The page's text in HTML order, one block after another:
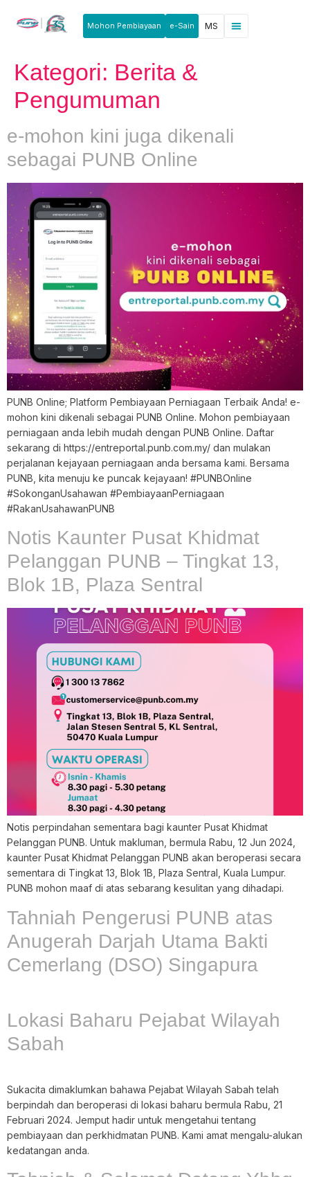
Mohon Pembiayaan e-Sain MS
Kategori: Berita &
Pengumuman
e-mohon kini juga dikenali
sebagai PUNB Online
PUNB Online; Platform Pembiayaan Perniagaan Terbaik Anda! e-
mohon kini dikenali sebagai PUNB Online. Mohon pembiayaan
perniagaan anda lebih mudah dengan PUNB Online. Daftar
sekarang di https://entreportal.punb.com.my/ dan mulakan
perjalanan kejayaan perniagaan anda bersama kami. Bersama
PUNB, kita menuju ke puncak kejayaan! #PUNBOnline
#SokonganUsahawan #PembiayaanPerniagaan
#RakanUsahawanPUNB
Notis Kaunter Pusat Khidmat
Pelanggan PUNB – Tingkat 13,
Blok 1B, Plaza Sentral
Notis perpindahan sementara bagi kaunter Pusat Khidmat
Pelanggan PUNB. Untuk makluman, bermula Rabu, 12 Jun 2024,
kaunter Pusat Khidmat Pelanggan PUNB akan beroperasi secara
sementara di Tingkat 13, Blok 1B, Plaza Sentral, Kuala Lumpur.
PUNB mohon maaf di atas sebarang kesulitan yang dihadapi.
Tahniah Pengerusi PUNB atas
Anugerah Darjah Utama Bakti
Cemerlang (DSO) Singapura
Lokasi Baharu Pejabat Wilayah
Sabah
Sukacita dimaklumkan bahawa Pejabat Wilayah Sabah telah
berpindah dan beroperasi di lokasi baharu bermula Rabu, 21
Februari 2024. Jemput hadir untuk mengetahui tentang
pembiayaan dan perkhidmatan PUNB. Kami amat mengalu-alukan
kedatangan anda.